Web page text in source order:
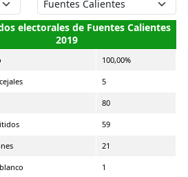
electorales de Fuentes Calientes
2019
100,00%
5
80
59
21
1